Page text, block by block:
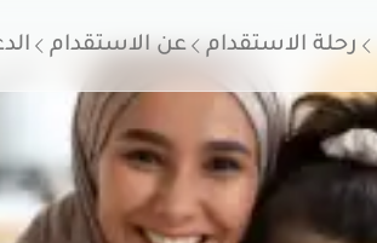
رحلة الاستقدام عن الاستقدام